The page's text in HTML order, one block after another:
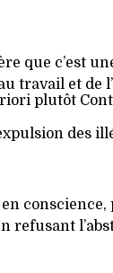
que c’est
travail et de
plutôt
des
conscience,
refusant